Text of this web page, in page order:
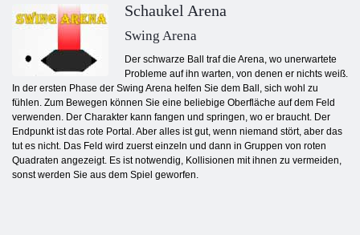
Schaukel Arena
Swing Arena
Der schwarze Ball traf die Arena, wo unerwartete
Probleme auf ihn warten, von denen er nichts weiß.
In der ersten Phase der Swing Arena helfen Sie dem Ball, sich wohl zu
fühlen. Zum Bewegen können Sie eine beliebige Oberfläche auf dem Feld
verwenden. Der Charakter kann fangen und springen, wo er braucht. Der
Endpunkt ist das rote Portal. Aber alles ist gut, wenn niemand stört, aber das
tut es nicht. Das Feld wird zuerst einzeln und dann in Gruppen von roten
Quadraten angezeigt. Es ist notwendig, Kollisionen mit ihnen zu vermeiden,
sonst werden Sie aus dem Spiel geworfen.